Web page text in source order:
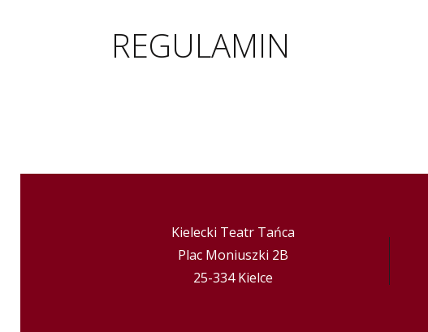
REGULAMIN
Kielecki Teatr Tańca
Plac Moniuszki 2B
25-334 Kielce